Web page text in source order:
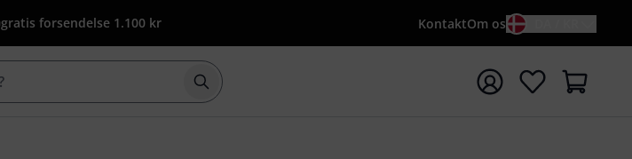
gratis forsendelse 1.100 kr KontaktOm os
Start søgning med søgeord {searchTerm}